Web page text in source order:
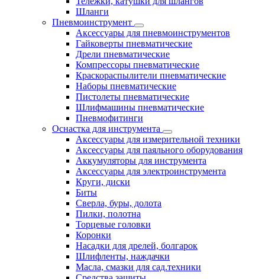
Шланги
Пневмоинструмент
Аксессуары для пневмоинструментов
Гайковерты пневматические
Дрели пневматические
Компрессоры пневматические
Краскораспылители пневматические
Наборы пневматические
Пистолеты пневматические
Шлифмашины пневматические
Пневмофитинги
Оснастка для инструмента
Аксессуары для измерительной техники
Аксессуары для паяльного оборудования
Аккумуляторы для инструмента
Аксессуары для электроинструмента
Круги, диски
Биты
Сверла, буры, долота
Пилки, полотна
Торцевые головки
Коронки
Насадки для дрелей, болгарок
Шлифленты, наждачки
Масла, смазки для сад.техники